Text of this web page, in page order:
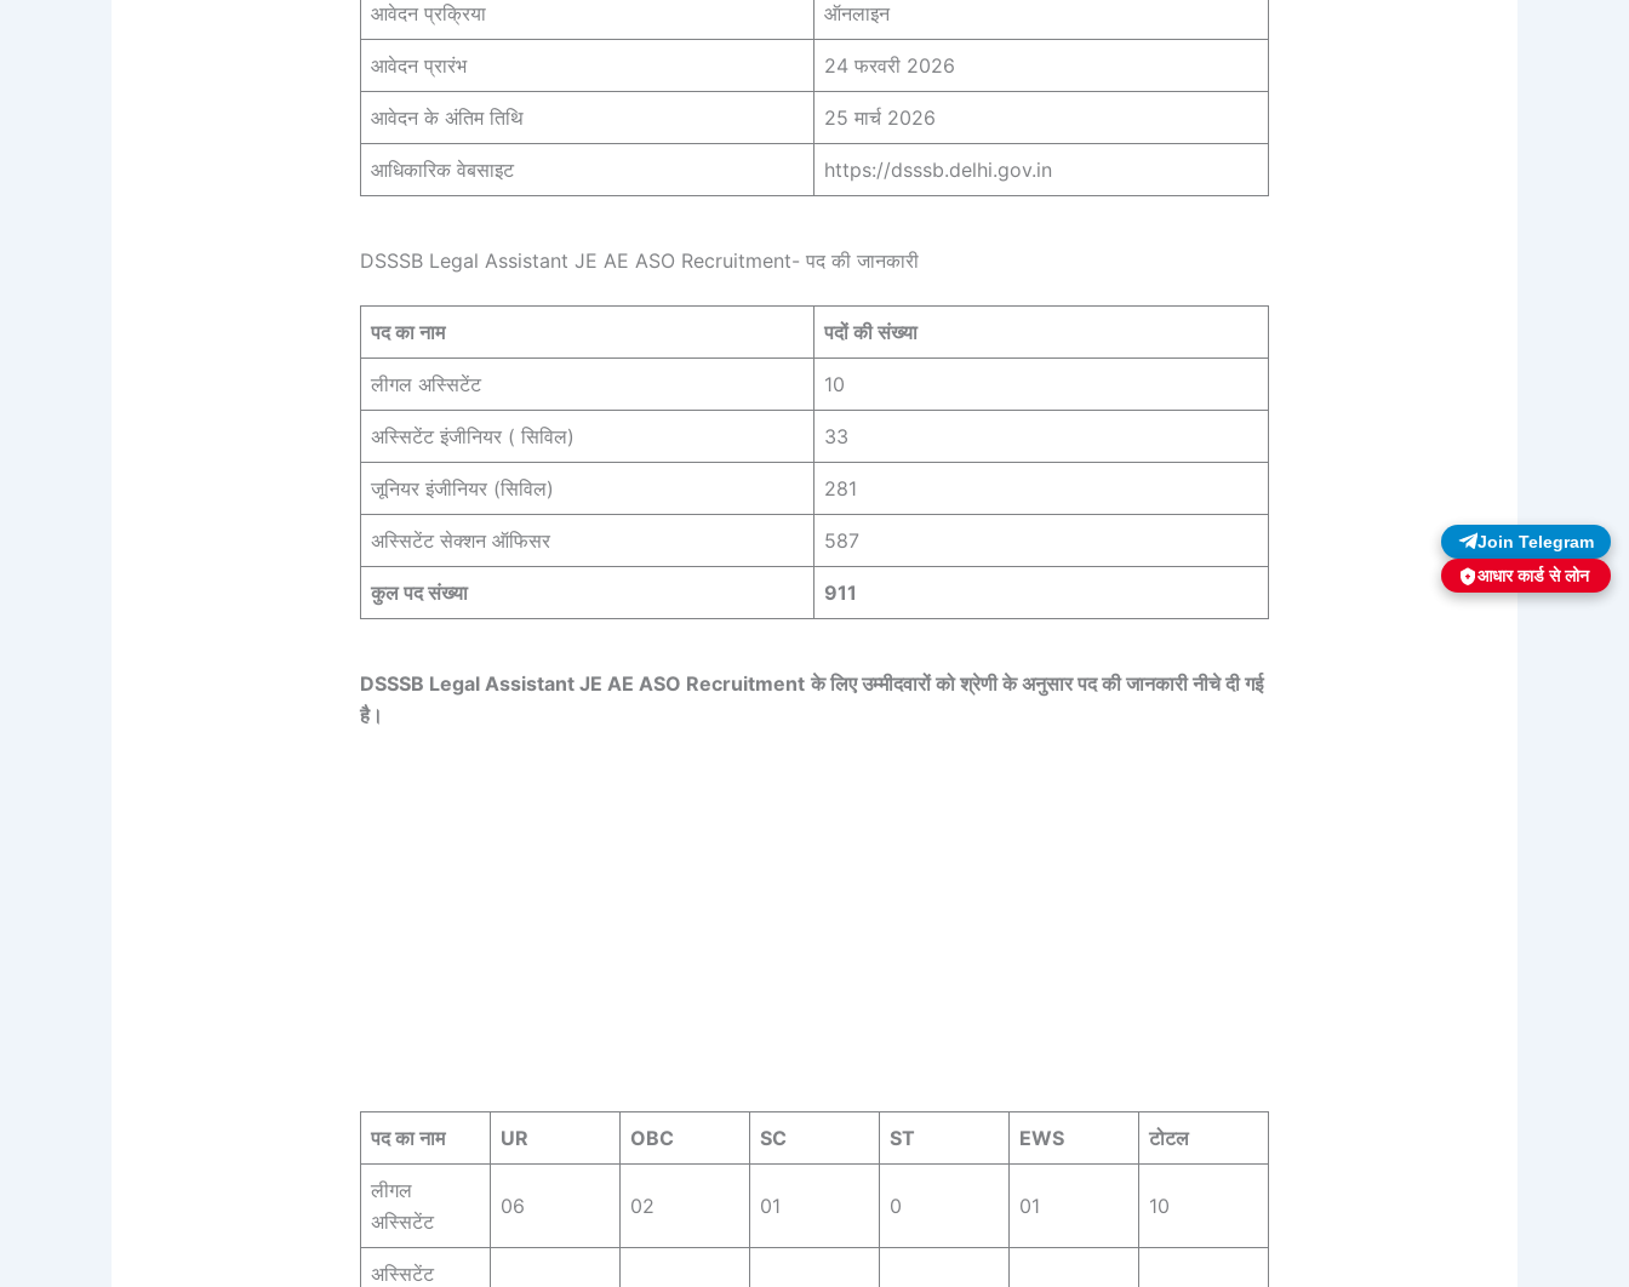
आवेदन प्रक्रिया ऑनलाइन
आवेदन प्रारंभ 24 फरवरी 2026
आवेदन के अंतिम तिथि 25 मार्च 2026
आधिकारिक वेबसाइट https://dsssb.delhi.gov.in
DSSSB Legal Assistant JE AE ASO Recruitment- पद की जानकारी
पद का नाम पदों की संख्या
लीगल अस्सिटेंट 10
अस्सिटेंट इंजीनियर ( सिविल) 33
जूनियर इंजीनियर (सिविल) 281
अस्सिटेंट सेक्शन ऑफिसर 587
कुल पद संख्या 911
DSSSB Legal Assistant JE AE ASO Recruitment के लिए उम्मीदवारों को श्रेणी के अनुसार पद की जानकारी नीचे दी गई
है।
पद का नाम UR OBC SC ST EWS टोटल
लीगल
अस्सिटेंट
06 02 01 0 01 10
अस्सिटेंट
Join Telegram
आधार कार्ड से लोन